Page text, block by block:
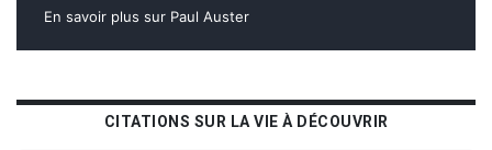
En savoir plus sur Paul Auster
CITATIONS SUR LA VIE À DÉCOUVRIR